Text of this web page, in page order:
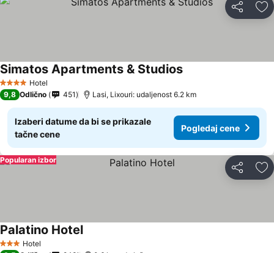
Deli
4 ZvezdiceHotel
Simatos Apartments & Studios
9,8 Odlično 451 Lasi, Lixouri: udaljenost 6.2 km
Izaberi datume da bi se prikazale
tačne cene
Pogledaj cene
Deli
Popularan izbor
3 Zvezdice
Hotel
Palatino Hotel